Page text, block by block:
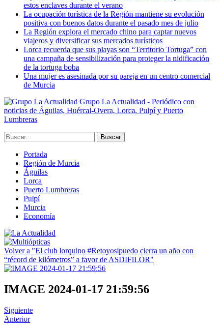
estos enclaves durante el verano
La ocupación turística de la Región mantiene su evolución
positiva con buenos datos durante el pasado mes de julio
La Región explora el mercado chino para captar nuevos
viajeros y diversificar sus mercados turísticos
Lorca recuerda que sus playas son “Territorio Tortuga” con
una campaña de sensibilización para proteger la nidificación
de la tortuga boba
Una mujer es asesinada por su pareja en un centro comercial
de Murcia
Grupo La Actualidad - Periódico con
noticias de Águilas, Huércal-Overa, Lorca, Pulpí y Puerto
Lumbreras
Portada
Región de Murcia
Águilas
Lorca
Puerto Lumbreras
Pulpí
Murcia
Economía
Volver a "El club lorquino #Retoyosipuedo cierra un año con
“récord de kilómetros” a favor de ASDIFILOR"
IMAGE 2024-01-17 21:59:56
Siguiente
Anterior